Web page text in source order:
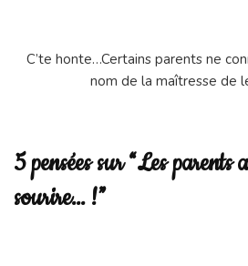
C’te honte…Certains parents ne
nom de la maîtresse de
5 pensées sur “Les parents
sourire… !”